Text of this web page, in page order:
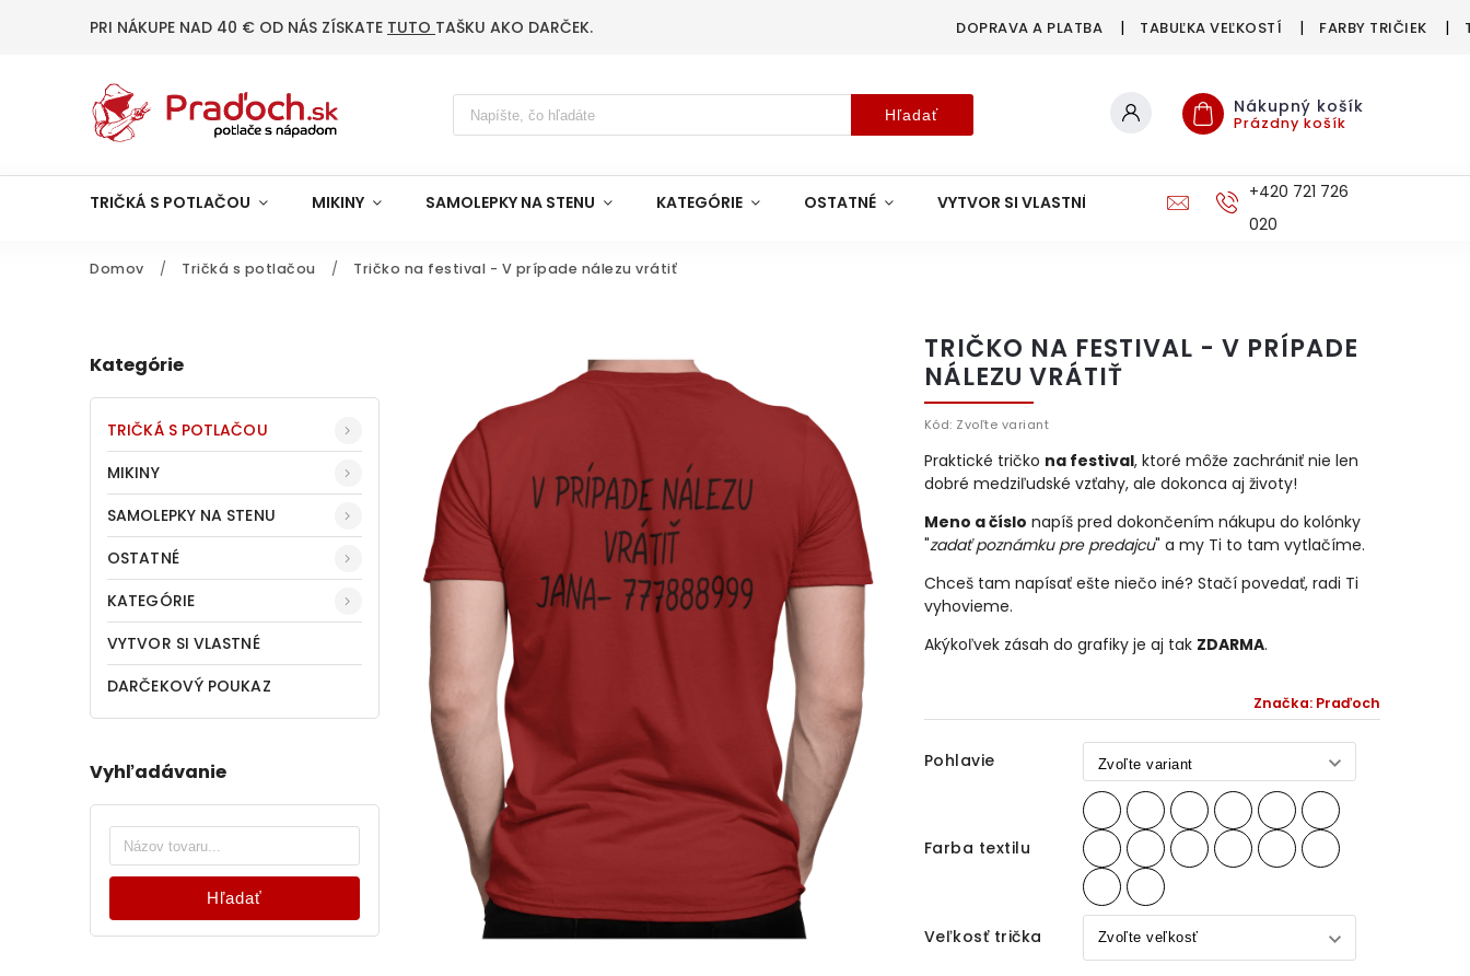
PRI NÁKUPE NAD 40 € OD NÁS ZÍSKATE TUTO TAŠKU AKO DARČEK. DOPRAVA A PLATBA TABUĽKA VEĽKOSTÍ FARBY TRIČIEK
Hľadať Nákupný košík
Prázdny košík
TRIČKÁ S POTLAČOU MIKINY SAMOLEPKY NA STENU KATEGÓRIE OSTATNÉ VYTVOR SI VLASTNÉ DOPRAVA A PLATBA+420 721 726
020
Domov / Tričká s potlačou / Tričko na festival - V prípade nálezu vrátiť
Kategórie
TRIČKÁ S POTLAČOU
MIKINY
SAMOLEPKY NA STENU
OSTATNÉ
KATEGÓRIE
VYTVOR SI VLASTNÉ
DARČEKOVÝ POUKAZ
Vyhľadávanie
Hľadať
TRIČKO NA FESTIVAL - V PRÍPADE
NÁLEZU VRÁTIŤ
Kód: Zvoľte variant
Značka: Praďoch
Pohlavie
Farba textilu
Veľkosť trička
Praktické tričko na festival, ktoré môže zachrániť nie len
dobré medziľudské vzťahy, ale dokonca aj životy!
Meno a číslo napíš pred dokončením nákupu do kolónky
"zadať poznámku pre predajcu" a my Ti to tam vytlačíme.
Chceš tam napísať ešte niečo iné? Stačí povedať, radi Ti
vyhovieme.
Akýkoľvek zásah do grafiky je aj tak ZDARMA.